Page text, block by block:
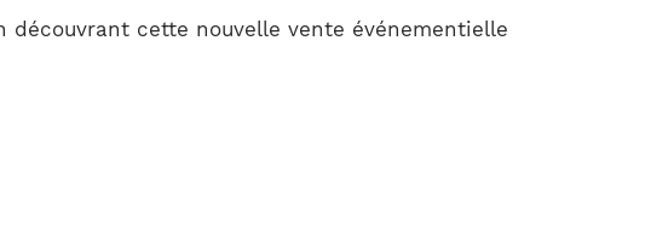
découvrant cette nouvelle vente événementielle